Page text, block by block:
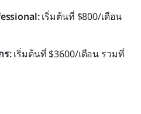
เริ่มต้นที่ $800/เดือน
ร: เริ่มต้นที่ $3600/เดือน รวมที่